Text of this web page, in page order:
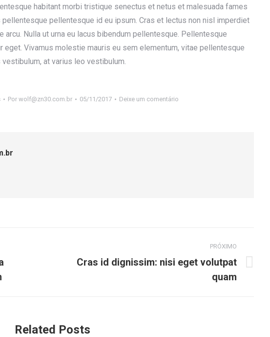
habitant morbi tristique senectus et netus et malesuada fames
pellentesque id eu ipsum. Cras et lectus non nisl imperdiet
arcu. Nulla ut urna eu lacus bibendum pellentesque. Pellentesque
Vivamus molestie mauris eu sem elementum, vitae pellentesque
at varius leo vestibulum.
Por wolf@zn30.com.br 05/11/2017 Deixe um comentário
PRÓXIMO
Próximo
Cras id dignissim: nisi eget volutpat
quam
Related Posts